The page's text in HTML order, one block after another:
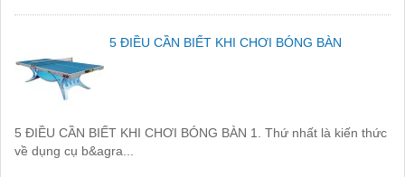
5 ĐIỀU CẦN BIẾT KHI CHƠI BÓNG BÀN
5 ĐIỀU CẦN BIẾT KHI CHƠI BÓNG BÀN 1. Thứ nhất là kiến thức
về dụng cụ b&agra...